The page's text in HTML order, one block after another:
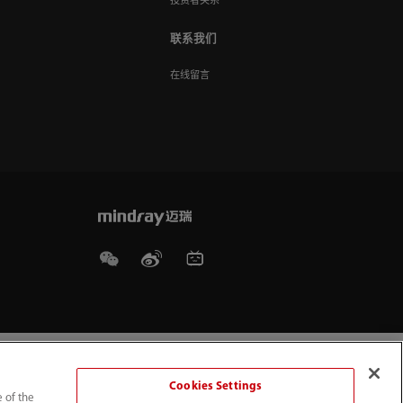
联系我们
在线留言
of the
Cookies Settings